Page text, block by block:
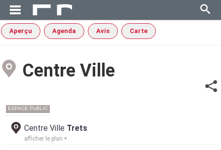
Aperçu Agenda Avis Carte
Centre Ville
ESPACE PUBLIC
Centre Ville Trets
afficher le plan